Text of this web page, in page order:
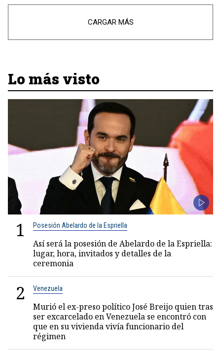
CARGAR MÁS
Lo más visto
1 Posesión Abelardo de la Espriella
Así será la posesión de Abelardo de la Espriella:
lugar, hora, invitados y detalles de la
ceremonia
2 Venezuela
Murió el ex-preso político José Breijo quien tras
ser excarcelado en Venezuela se encontró con
que en su vivienda vivía funcionario del
régimen